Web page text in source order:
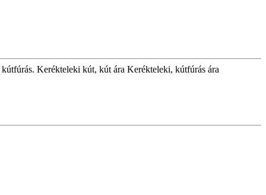
Kerékteleki kút, kút ára Kerékteleki, kútfúrás ára